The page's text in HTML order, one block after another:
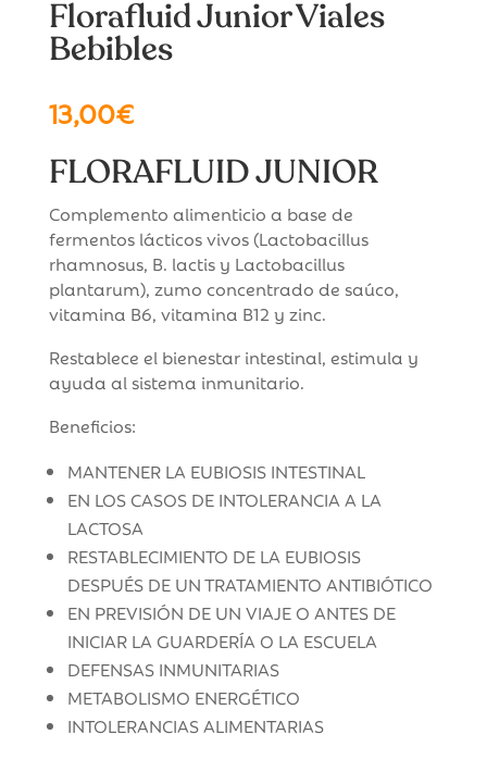
Florafluid Junior Viales
Bebibles
13,00€
FLORAFLUID JUNIOR
Complemento alimenticio a base de
fermentos lácticos vivos (Lactobacillus
rhamnosus, B. lactis y Lactobacillus
plantarum), zumo concentrado de saúco,
vitamina B6, vitamina B12 y zinc.
Restablece el bienestar intestinal, estimula y
ayuda al sistema inmunitario.
Beneficios:
MANTENER LA EUBIOSIS INTESTINAL
EN LOS CASOS DE INTOLERANCIA A LA
LACTOSA
RESTABLECIMIENTO DE LA EUBIOSIS
DESPUÉS DE UN TRATAMIENTO ANTIBIÓTICO
EN PREVISIÓN DE UN VIAJE O ANTES DE
INICIAR LA GUARDERÍA O LA ESCUELA
DEFENSAS INMUNITARIAS
METABOLISMO ENERGÉTICO
INTOLERANCIAS ALIMENTARIAS